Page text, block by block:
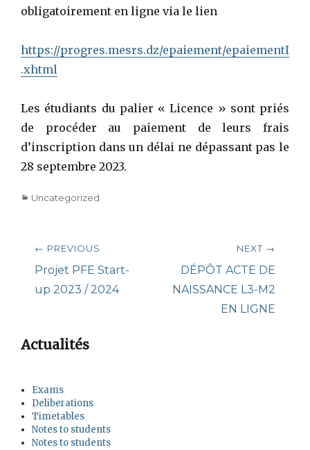
obligatoirement en ligne via le lien
https://progres.mesrs.dz/epaiement/epaiementI
.xhtml
Les étudiants du palier « Licence » sont priés
de procéder au paiement de leurs frais
d’inscription dans un délai ne dépassant pas le
28 septembre 2023.
Categories
Uncategorized
Post
navigation
← PREVIOUS
Previous
post:
Projet PFE Start-
up 2023 / 2024
NEXT →
Next
post:
DÉPÔT ACTE DE
NAISSANCE L3-M2
EN LIGNE
Actualités
Exams
Deliberations
Timetables
Notes to students
Notes to students